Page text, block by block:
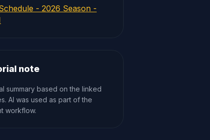
- 2026 Season -
note
summary based on the linked
AI was used as part of the
workflow.